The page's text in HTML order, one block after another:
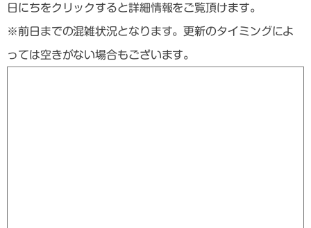
日にちをクリックすると詳細情報をご覧頂けます。
※前日までの混雑状況となります。更新のタイミングによ
っては空きがない場合もございます。